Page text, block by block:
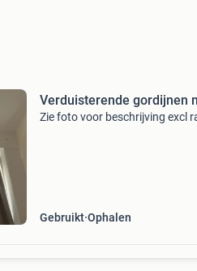
Verduisterende gordijnen
Zie foto voor beschrijving excl
Gebruikt Ophalen